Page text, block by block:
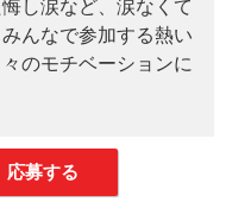
し涙など、涙なくて
んなで参加する熱い
のモチベーションに
応募する